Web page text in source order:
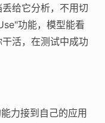
给它分析，不用切
功能，模型能看
活，在测试中成功
力接到自己的应用